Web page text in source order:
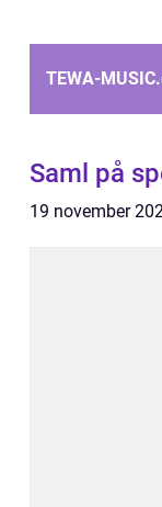
TEWA-MUSIC.
Saml på
19 november